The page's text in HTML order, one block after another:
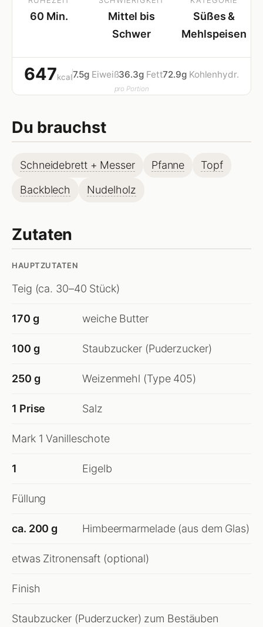
60 Min.
Mittel bis
Schwer
Süßes &
Mehlspeisen
647kcal7.5g Eiweiß36.3g Fett72.9g Kohlenhydr.
pro Portion
Du brauchst
Schneidebrett + Messer Pfanne
Topf
Backblech
Nudelholz
Zutaten
HAUPTZUTATEN
Teig (ca. 30–40 Stück)
170 g weiche Butter
100 g Staubzucker (Puderzucker)
250 g Weizenmehl (Type 405)
1 Prise Salz
Mark 1 Vanilleschote
1 Eigelb
Füllung
ca. 200 g Himbeermarmelade (aus dem Glas)
etwas Zitronensaft (optional)
Finish
Staubzucker (Puderzucker) zum Bestäuben